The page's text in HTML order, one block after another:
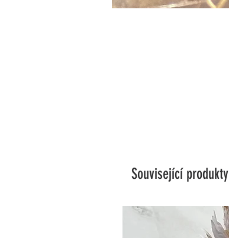
Související produkty